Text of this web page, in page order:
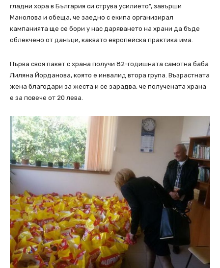
гладни хора в България си струва усилието“, завърши
Манолова и обеща, че заедно с екипа организирал
кампанията ще се бори у нас даряването на храни да бъде
облекчено от данъци, каквато европейска практика има.
Първа своя пакет с храна получи 82-годишната самотна баба
Лиляна Йорданова, която е инвалид втора група. Възрастната
жена благодари за жеста и се зарадва, че получената храна
е за повече от 20 лева.